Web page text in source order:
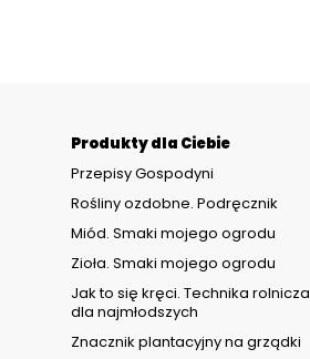
Produkty dla Ciebie
Przepisy Gospodyni
Rośliny ozdobne. Podręcznik
Miód. Smaki mojego ogrodu
Zioła. Smaki mojego ogrodu
Jak to się kręci. Technika rolnicza
dla najmłodszych
Znacznik plantacyjny na grządki